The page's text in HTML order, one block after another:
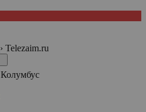
› Telezaim.ru
Колумбус